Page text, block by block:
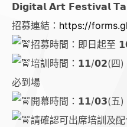
𝗗𝗶𝗴𝗶𝘁𝗮𝗹 𝗔𝗿𝘁 𝗙𝗲𝘀𝘁𝗶𝘃𝗮𝗹
招募連結： https://
招募時間：即日起至
培訓時間：𝟭𝟭/𝟬𝟮(四
必到場
開幕時間：𝟭𝟭/𝟬𝟯(五)
請確認可出席培訓及